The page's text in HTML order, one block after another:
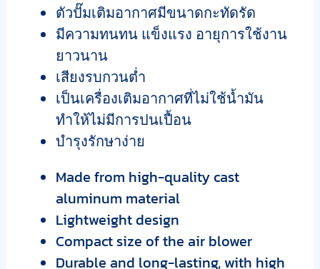
ตัวปั๊มเติมอากาศมีขนาดกะทัดรัด
มีความทนทน แข็งแรง อายุการใช้งาน
ยาวนาน
เสียงรบกวนต่ำ
เป็นเครื่องเติมอากาศที่ไม่ใช้น้ำมัน
ทำให้ไม่มีการปนเปื้อน
บำรุงรักษาง่าย
Made from high-quality cast
aluminum material
Lightweight design
Compact size of the air blower
Durable and long-lasting, with high